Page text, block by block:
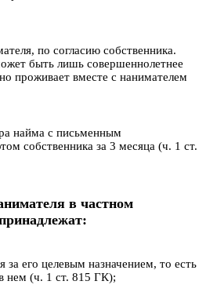
по согласию собственника.
быть лишь совершеннолетнее
проживает вместе с нанимателем
найма с письменным
собственника за 3 месяца (ч. 1 ст.
в частном
за его целевым назначением, то есть
нем (ч. 1 ст. 815 ГК);